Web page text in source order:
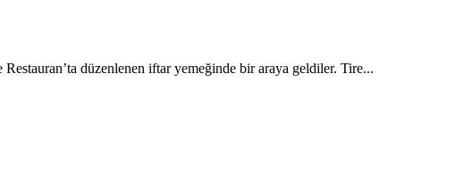
düzenlenen iftar yemeğinde bir araya geldiler. Tire...